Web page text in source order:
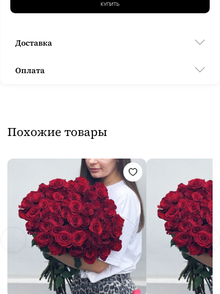
КУПИТЬ
Доставка
Оплата
Похожие товары